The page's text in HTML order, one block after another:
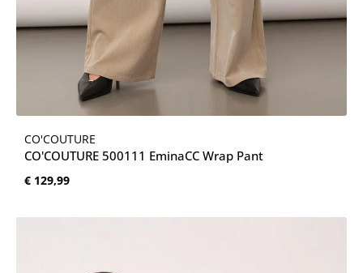
CO'COUTURE
CO'COUTURE 500111 EminaCC Wrap Pant
Normale prijs:
€ 129,99